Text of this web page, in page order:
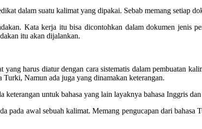
dalam suatu kalimat yang dipakai. Sebab memang setiap
Kata kerja itu bisa dicontohkan dalam dokumen jenis
itu akan dijalankan.
harus diatur dengan cara sistematis dalam pembuatan
Turki, Namun ada juga yang dinamakan keterangan.
untuk bahasa yang lain layaknya bahasa Inggris
pada awal sebuah kalimat. Memang pengucapan dari